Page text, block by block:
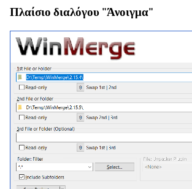
Πλαίσιο διαλόγου "Άνοιγμα"